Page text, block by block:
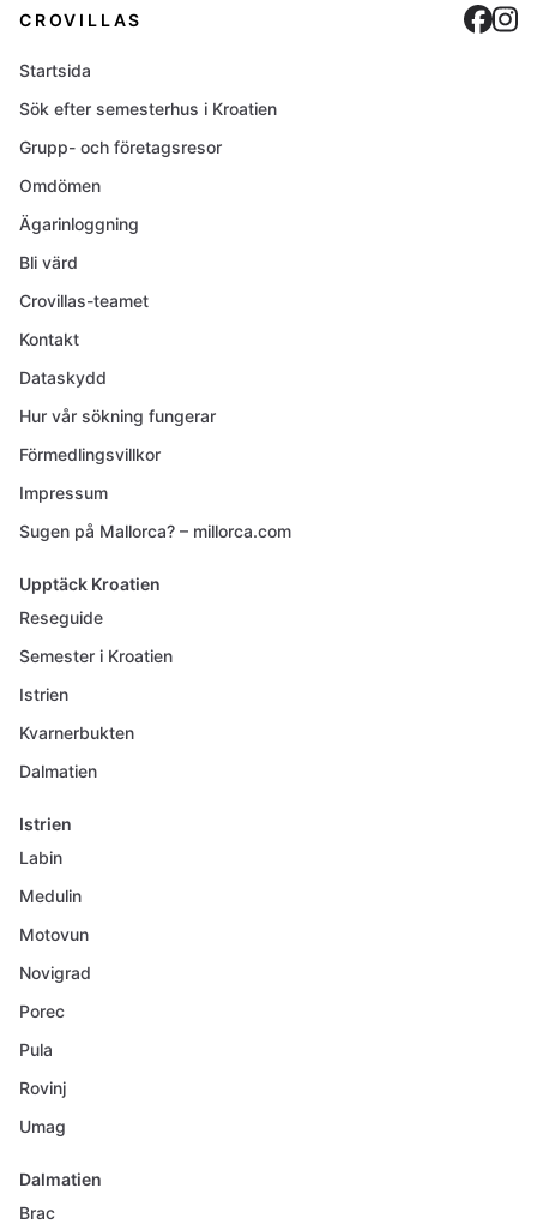
CROVILLAS
Startsida
Sök efter semesterhus i Kroatien
Grupp- och företagsresor
Omdömen
Ägarinloggning
Bli värd
Crovillas-teamet
Kontakt
Dataskydd
Hur vår sökning fungerar
Förmedlingsvillkor
Impressum
Sugen på Mallorca? – millorca.com
Upptäck Kroatien
Reseguide
Semester i Kroatien
Istrien
Kvarnerbukten
Dalmatien
Istrien
Labin
Medulin
Motovun
Novigrad
Porec
Pula
Rovinj
Umag
Dalmatien
Brac